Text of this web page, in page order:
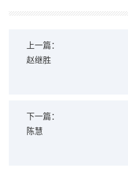
上一篇：
赵继胜
下一篇：
陈慧